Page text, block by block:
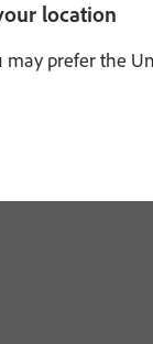
location
prefer the